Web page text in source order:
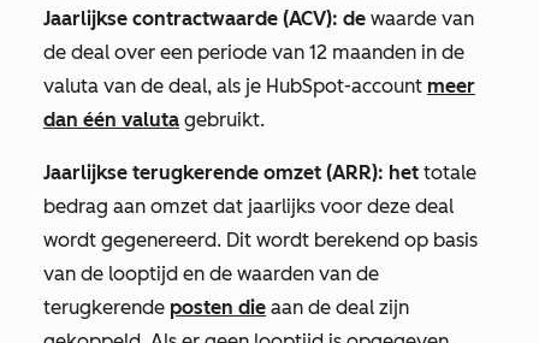
Jaarlijkse contractwaarde (ACV): de waarde van
de deal over een periode van 12 maanden in de
valuta van de deal, als je HubSpot-account meer
dan één valuta gebruikt.
Jaarlijkse terugkerende omzet (ARR): het totale
bedrag aan omzet dat jaarlijks voor deze deal
wordt gegenereerd. Dit wordt berekend op basis
van de looptijd en de waarden van de
terugkerende posten die aan de deal zijn